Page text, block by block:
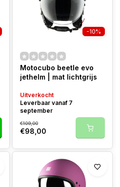
-10%
Motocubo beetle evo
jethelm | mat lichtgrijs
Uitverkocht
Leverbaar vanaf 7
september
€109,00
€98,00